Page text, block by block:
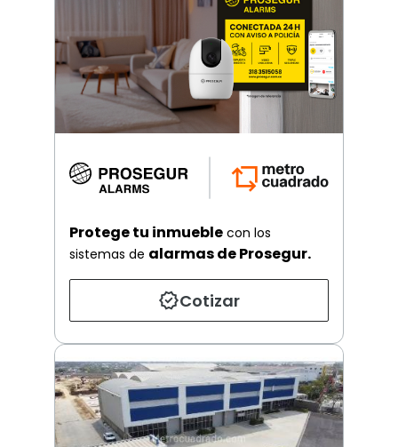
Protege tu inmueble con los
sistemas de alarmas de Prosegur.
Cotizar